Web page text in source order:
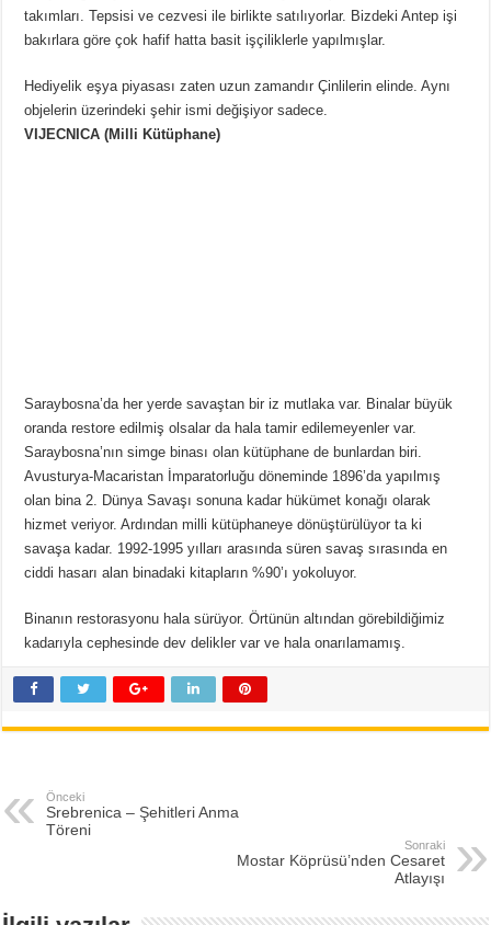
takımları. Tepsisi ve cezvesi ile birlikte satılıyorlar. Bizdeki Antep işi
bakırlara göre çok hafif hatta basit işçiliklerle yapılmışlar.
Hediyelik eşya piyasası zaten uzun zamandır Çinlilerin elinde. Aynı
objelerin üzerindeki şehir ismi değişiyor sadece.
VIJECNICA (Milli Kütüphane)
Saraybosna’da her yerde savaştan bir iz mutlaka var. Binalar büyük
oranda restore edilmiş olsalar da hala tamir edilemeyenler var.
Saraybosna’nın simge binası olan kütüphane de bunlardan biri.
Avusturya-Macaristan İmparatorluğu döneminde 1896’da yapılmış
olan bina 2. Dünya Savaşı sonuna kadar hükümet konağı olarak
hizmet veriyor. Ardından milli kütüphaneye dönüştürülüyor ta ki
savaşa kadar. 1992-1995 yılları arasında süren savaş sırasında en
ciddi hasarı alan binadaki kitapların %90’ı yokoluyor.
Binanın restorasyonu hala sürüyor. Örtünün altından görebildiğimiz
kadarıyla cephesinde dev delikler var ve hala onarılamamış.
Önceki
Srebrenica – Şehitleri Anma
Töreni
Sonraki
Mostar Köprüsü’nden Cesaret
Atlayışı